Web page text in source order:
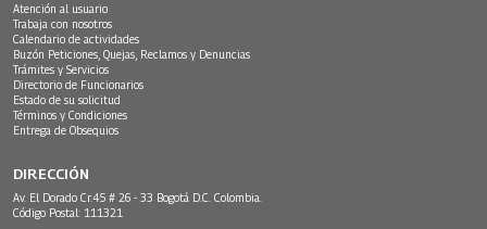
Atención al usuario
Trabaja con nosotros
Calendario de actividades
Buzón Peticiones, Quejas, Reclamos y Denuncias
Trámites y Servicios
Directorio de Funcionarios
Estado de su solicitud
Términos y Condiciones
Entrega de Obsequios
DIRECCIÓN
Av. El Dorado Cr.45 # 26 - 33 Bogotá D.C. Colombia.
Código Postal: 111321